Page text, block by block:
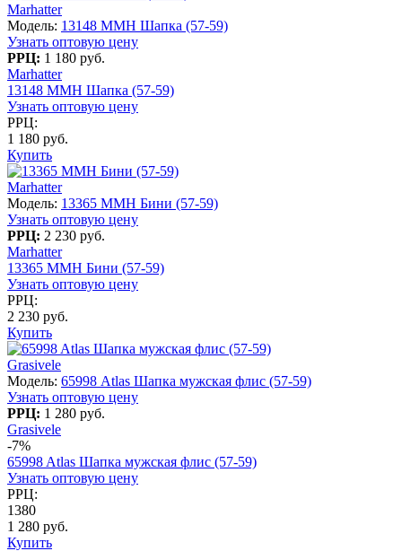
Marhatter
Модель: 13148 MMH Шапка (57-59)
Узнать оптовую цену
РРЦ: 1 180 руб.
Marhatter
13148 MMH Шапка (57-59)
Узнать оптовую цену
РРЦ:
1 180 руб.
Купить
Marhatter
Модель: 13365 MMH Бини (57-59)
Узнать оптовую цену
РРЦ: 2 230 руб.
Marhatter
13365 MMH Бини (57-59)
Узнать оптовую цену
РРЦ:
2 230 руб.
Купить
Grasivele
Модель: 65998 Atlas Шапка мужская флис (57-59)
Узнать оптовую цену
РРЦ: 1 280 руб.
Grasivele
-7%
65998 Atlas Шапка мужская флис (57-59)
Узнать оптовую цену
РРЦ:
1380
1 280 руб.
Купить